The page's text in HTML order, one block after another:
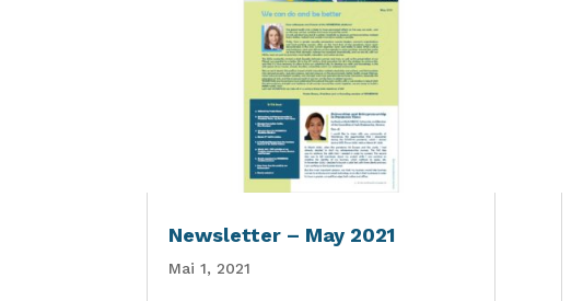
Newsletter – May 2021
Mai 1, 2021